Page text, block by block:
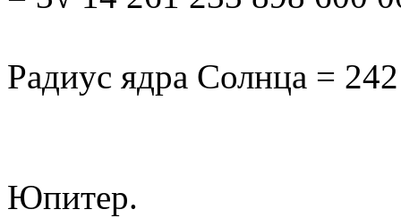
Радиус ядра Солнца =
Юпитер.